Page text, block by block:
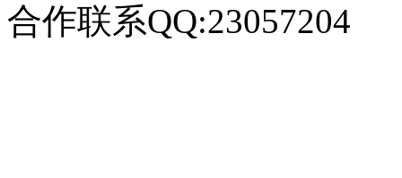
合作联系QQ:23057204